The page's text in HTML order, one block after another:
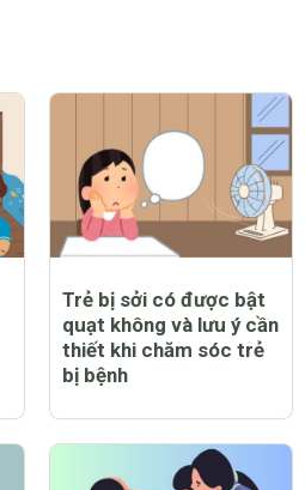
Trẻ bị sởi có được bật
quạt không và lưu ý cần
thiết khi chăm sóc trẻ
bị bệnh